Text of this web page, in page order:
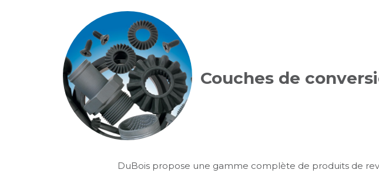
Couches de
DuBois propose une gamme complète de produits de